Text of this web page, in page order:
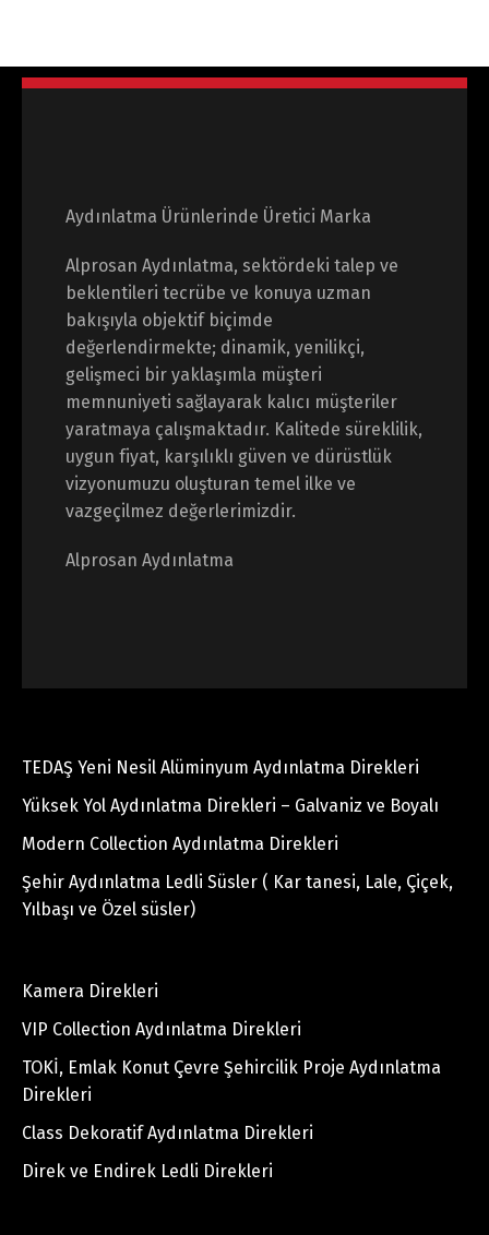
Aydınlatma Ürünlerinde Üretici Marka
Alprosan Aydınlatma, sektördeki talep ve
beklentileri tecrübe ve konuya uzman
bakışıyla objektif biçimde
değerlendirmekte; dinamik, yenilikçi,
gelişmeci bir yaklaşımla müşteri
memnuniyeti sağlayarak kalıcı müşteriler
yaratmaya çalışmaktadır. Kalitede süreklilik,
uygun fiyat, karşılıklı güven ve dürüstlük
vizyonumuzu oluşturan temel ilke ve
vazgeçilmez değerlerimizdir.
Alprosan Aydınlatma
TEDAŞ Yeni Nesil Alüminyum Aydınlatma Direkleri
Yüksek Yol Aydınlatma Direkleri – Galvaniz ve Boyalı
Modern Collection Aydınlatma Direkleri
Şehir Aydınlatma Ledli Süsler ( Kar tanesi, Lale, Çiçek,
Yılbaşı ve Özel süsler)
Kamera Direkleri
VIP Collection Aydınlatma Direkleri
TOKİ, Emlak Konut Çevre Şehircilik Proje Aydınlatma
Direkleri
Class Dekoratif Aydınlatma Direkleri
Direk ve Endirek Ledli Direkleri